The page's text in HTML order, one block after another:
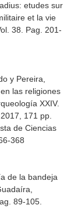
etudes sur
et la vie
38. Pag. 201-
y Pereira,
las religiones
XXIV.
171 pp.
de Ciencias
368
de la bandeja
89-105.